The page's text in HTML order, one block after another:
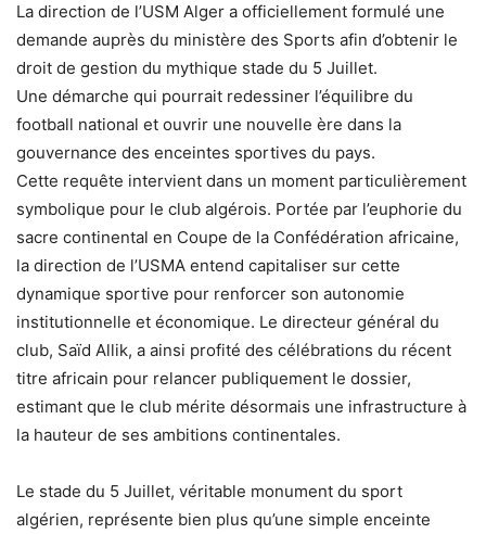
La direction de l’USM Alger a officiellement formulé une
demande auprès du ministère des Sports afin d’obtenir le
droit de gestion du mythique stade du 5 Juillet.
Une démarche qui pourrait redessiner l’équilibre du
football national et ouvrir une nouvelle ère dans la
gouvernance des enceintes sportives du pays.
Cette requête intervient dans un moment particulièrement
symbolique pour le club algérois. Portée par l’euphorie du
sacre continental en Coupe de la Confédération africaine,
la direction de l’USMA entend capitaliser sur cette
dynamique sportive pour renforcer son autonomie
institutionnelle et économique. Le directeur général du
club, Saïd Allik, a ainsi profité des célébrations du récent
titre africain pour relancer publiquement le dossier,
estimant que le club mérite désormais une infrastructure à
la hauteur de ses ambitions continentales.
Le stade du 5 Juillet, véritable monument du sport
algérien, représente bien plus qu’une simple enceinte